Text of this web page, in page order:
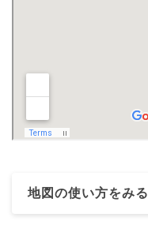
地図の使い方をみる